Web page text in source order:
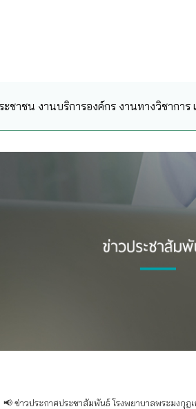
ะชาชน งานบริการองค์กร งานทางวิชาการ
📢 ข่าวประกาศประชาสัมพันธ์ โรงพยาบาลพระมงกุฎเ